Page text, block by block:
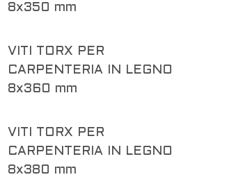
8x350 mm
VITI TORX PER
CARPENTERIA IN LEGNO
8x360 mm
VITI TORX PER
CARPENTERIA IN LEGNO
8x380 mm